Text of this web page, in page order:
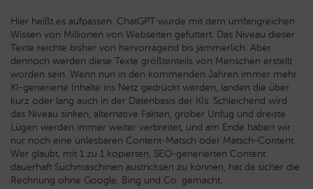
Hier heißt es aufpassen. ChatGPT wurde mit dem umfangreichen
Wissen von Millionen von Webseiten gefüttert. Das Niveau dieser
Texte reichte bisher von hervorragend bis jämmerlich. Aber
dennoch werden diese Texte größtenteils von Menschen erstellt
worden sein. Wenn nun in den kommenden Jahren immer mehr
KI-generierte Inhalte ins Netz gedrückt werden, landen die über
kurz oder lang auch in der Datenbasis der KIs. Schleichend wird
das Niveau sinken, alternative Fakten, grober Unfug und dreiste
Lügen werden immer weiter verbreitet, und am Ende haben wir
nur noch eine unlesbaren Content-Matsch oder Matsch-Content.
Wer glaubt, mit 1 zu 1 kopierten, SEO-generierten Content
dauerhaft Suchmaschinen austricksen zu können, hat da sicher die
Rechnung ohne Google, Bing und Co. gemacht.